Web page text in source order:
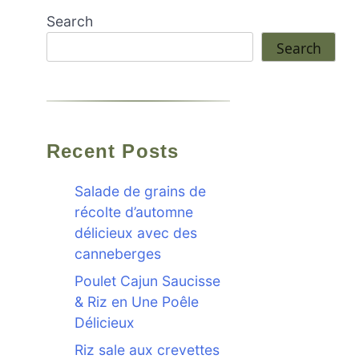
Search
Search
Recent Posts
Salade de grains de
récolte d’automne
délicieux avec des
canneberges
Poulet Cajun Saucisse
& Riz en Une Poêle
Délicieux
Riz sale aux crevettes